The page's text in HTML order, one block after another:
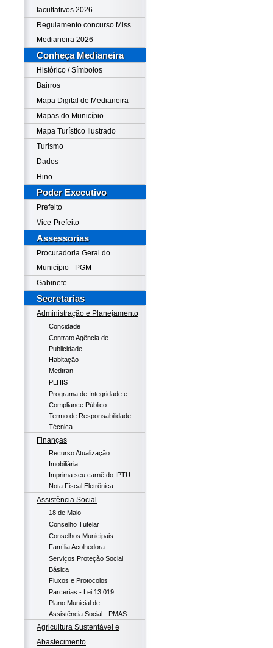
facultativos 2026
Regulamento concurso Miss
Medianeira 2026
Conheça Medianeira
Histórico / Símbolos
Bairros
Mapa Digital de Medianeira
Mapas do Município
Mapa Turístico Ilustrado
Turismo
Dados
Hino
Poder Executivo
Prefeito
Vice-Prefeito
Assessorias
Procuradoria Geral do
Município - PGM
Gabinete
Secretarias
Administração e Planejamento
Concidade
Contrato Agência de
Publicidade
Habitação
Medtran
PLHIS
Programa de Integridade e
Compliance Público
Termo de Responsabilidade
Técnica
Finanças
Recurso Atualização
Imobiliária
Imprima seu carnê do IPTU
Nota Fiscal Eletrônica
Assistência Social
18 de Maio
Conselho Tutelar
Conselhos Municipais
Família Acolhedora
Serviços Proteção Social
Básica
Fluxos e Protocolos
Parcerias - Lei 13.019
Plano Municial de
Assistência Social - PMAS
Agricultura Sustentável e
Abastecimento